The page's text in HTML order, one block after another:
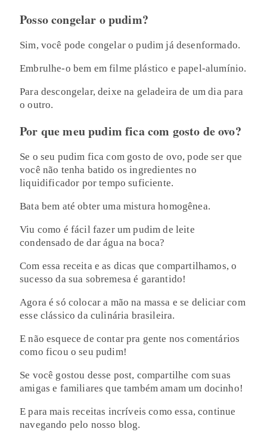
Posso congelar o pudim?
Sim, você pode congelar o pudim já desenformado.
Embrulhe-o bem em filme plástico e papel-alumínio.
Para descongelar, deixe na geladeira de um dia para
o outro.
Por que meu pudim fica com gosto de ovo?
Se o seu pudim fica com gosto de ovo, pode ser que
você não tenha batido os ingredientes no
liquidificador por tempo suficiente.
Bata bem até obter uma mistura homogênea.
Viu como é fácil fazer um pudim de leite
condensado de dar água na boca?
Com essa receita e as dicas que compartilhamos, o
sucesso da sua sobremesa é garantido!
Agora é só colocar a mão na massa e se deliciar com
esse clássico da culinária brasileira.
E não esquece de contar pra gente nos comentários
como ficou o seu pudim!
Se você gostou desse post, compartilhe com suas
amigas e familiares que também amam um docinho!
E para mais receitas incríveis como essa, continue
navegando pelo nosso blog.